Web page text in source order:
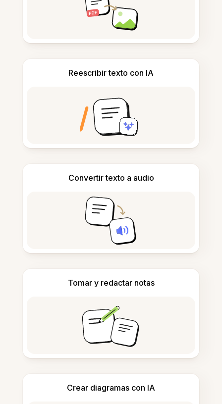
Reescribir texto con IA
Convertir texto a audio
Tomar y redactar notas
Crear diagramas con IA